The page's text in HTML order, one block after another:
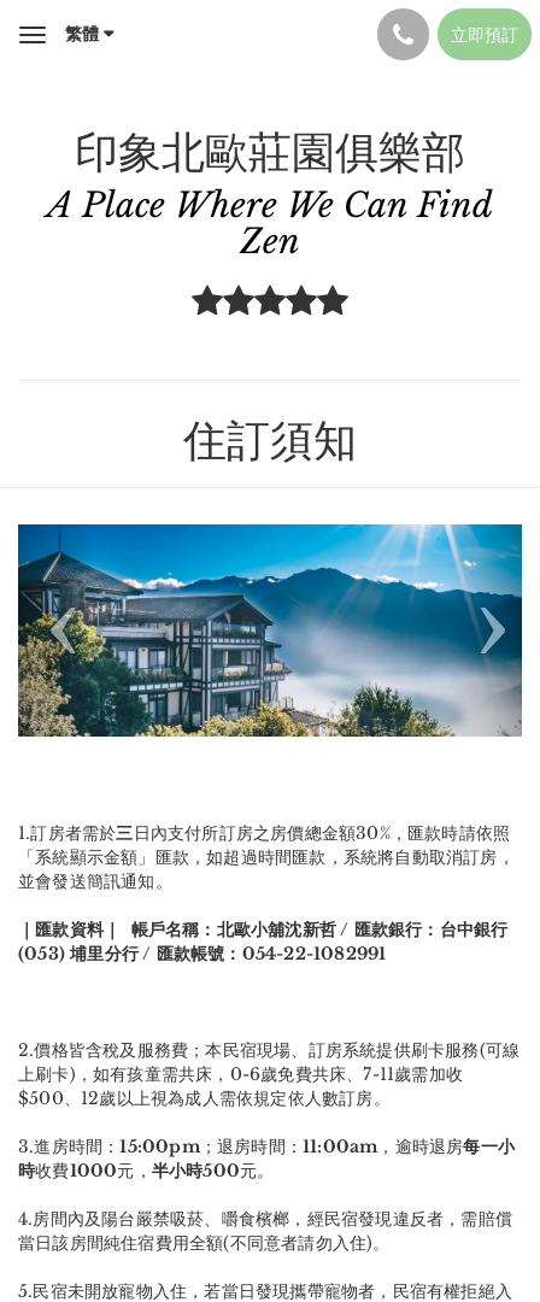
Toggle
繁體 立即預訂
印象北歐莊園俱樂部
A Place Where We Can Find
Zen
住訂須知
Previous Next
1.訂房者需於三日內支付所訂房之房價總金額30%，匯款時請依照
「系統顯示金額」匯款，如超過時間匯款，系統將自動取消訂房，
並會發送簡訊通知。
｜匯款資料｜ 帳戶名稱：北歐小舖沈新哲 / 匯款銀行：台中銀行
(053) 埔里分行 / 匯款帳號：054-22-1082991
2.價格皆含稅及服務費；本民宿現場、訂房系統提供刷卡服務(可線
上刷卡)，如有孩童需共床，0-6歲免費共床、7-11歲需加收
$500、12歲以上視為成人需依規定依人數訂房。
3.進房時間：15:00pm；退房時間：11:00am，逾時退房每一小
時收費1000元， 半小時500元。
4.房間內及陽台嚴禁吸菸、嚼食檳榔，經民宿發現違反者，需賠償
當日該房間純住宿費用全額(不同意者請勿入住)。
5.民宿未開放寵物入住，若當日發現攜帶寵物者，民宿有權拒絕入